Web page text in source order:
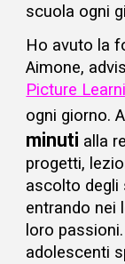
scuola ogni
Ho avuto la
Aimone,
Picture
ogni giorno.
minuti alla
progetti,
ascolto degli
entrando nei
loro
adolescenti